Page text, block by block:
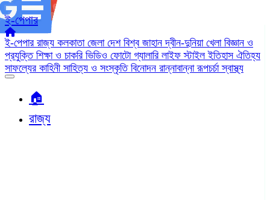
ই-পেপার
ই-পেপার রাজ্য কলকাতা জেলা দেশ বিশ্ব জাহানদ্বীন-দুনিয়া খেলা বিজ্ঞান ও
প্রযুক্তি শিক্ষা ও চাকরি ভিডিও ফোটো গ্যালারি লাইফ স্টাইলইতিহাস ঐতিহ্য
সাফল্যের কাহিনী সাহিত্য ও সংস্কৃতি বিনোদন রান্নাবান্নারূপচর্চাস্বাস্থ্য
🏠︎
রাজ্য